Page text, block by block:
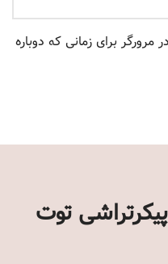
برای زمانی که دوباره
توت